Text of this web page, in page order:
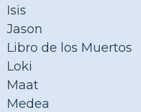
Isis
Jason
Libro de los Muertos
Loki
Maat
Medea